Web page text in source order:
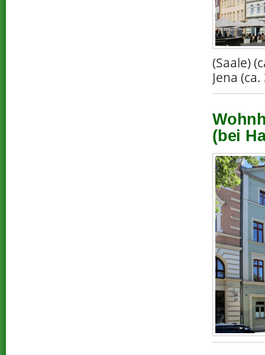
(Saale)
Jena
(bei